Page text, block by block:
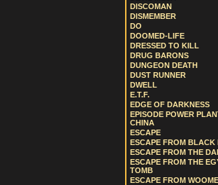
DISCOMAN
DISMEMBER
DO
DOOMED-LIFE
DRESSED TO KILL
DRUG BARONS
DUNGEON DEATH
DUST RUNNER
DWELL
E.T.F.
EDGE OF DARKNESS
EPISODE POWER
CHINA
ESCAPE
ESCAPE FROM BLACK
ESCAPE FROM THE
ESCAPE FROM THE
TOMB
ESCAPE FROM